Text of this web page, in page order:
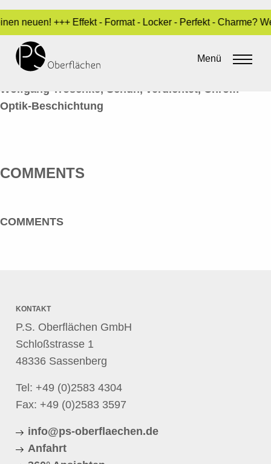
neuen! +++ Effekt - Format - Locker - Perfekt -
Menü
CHROM-OPTIK 32_TROSCHKE
admin•14. Juni 2016
Wolfgang Troschke, Schuh, verdichtet, Chrom-
Optik-Beschichtung
COMMENTS
COMMENTS
KONTAKT
P.S. Oberflächen GmbH
Schloßstrasse 1
48336 Sassenberg
Tel: +49 (0)2583 4304
Fax: +49 (0)2583 3597
info@ps-oberflaechen.de
Anfahrt